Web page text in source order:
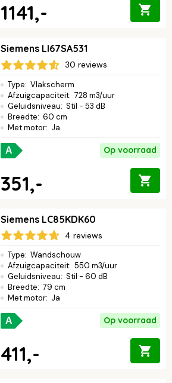
1141,-
Siemens LI67SA531
30 reviews
Type: Vlakscherm
Afzuigcapaciteit: 728 m3/uur
Geluidsniveau: Stil - 53 dB
Breedte: 60 cm
Met motor: Ja
A Op voorraad
351,-
Siemens LC85KDK60
4 reviews
Type: Wandschouw
Afzuigcapaciteit: 550 m3/uur
Geluidsniveau: Stil - 60 dB
Breedte: 79 cm
Met motor: Ja
A Op voorraad
411,-